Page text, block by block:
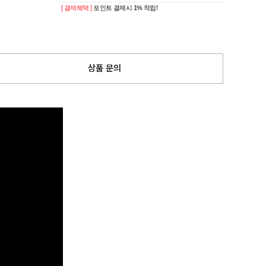
[ 결제혜택 ] 포인트 결제시 1% 적립!
상품 문의